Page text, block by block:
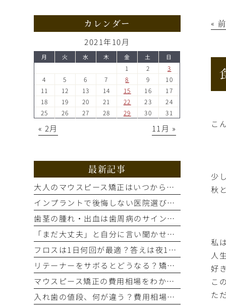
«
こ
少
秋
私
人
好
こ
た
カレンダー
2021年10月
月 火 水 木 金 土 日
1 2
3
4
5 6 7 8 9
10
11
12 13 14 15 16
17
18
19 20 21 22 23
24
25
26 27 28 29 30 31
« 2月 11月 »
最新記事
大人のマウスピース矯正はいつから？適応歯並びと治療の流れを解説
インプラントで後悔しない医院選び｜手術前の精密検査が重要な理由
歯茎の腫れ・出血は歯周病のサイン？進行度別の症状と治療法を解説
「まだ大丈夫」と自分に言い聞かせてない？歯のSOSサイン5選
フロスは1日何回が最適？答えは夜1回。正しいやり方とタイミング
リテーナーをサボるとどうなる？矯正後の後戻りを防ぐ装着期間の話
マウスピース矯正の費用相場をわかりやすく解説！総額はいくら？
入れ歯の値段、何が違う？費用相場と見た目・噛み心地の比較ポイント